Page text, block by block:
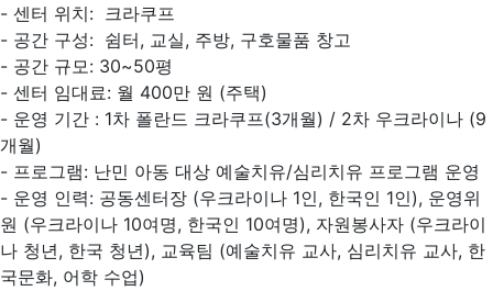
- 센터 위치: 크라쿠프
- 공간 구성: 쉼터, 교실, 주방, 구호물품 창고
- 공간 규모: 30~50평
- 센터 임대료: 월 400만 원 (주택)
- 운영 기간 : 1차 폴란드 크라쿠프(3개월) / 2차 우크라이나 (9
개월)
- 프로그램: 난민 아동 대상 예술치유/심리치유 프로그램 운영
- 운영 인력: 공동센터장 (우크라이나 1인, 한국인 1인), 운영위
원 (우크라이나 10여명, 한국인 10여명), 자원봉사자 (우크라이
나 청년, 한국 청년), 교육팀 (예술치유 교사, 심리치유 교사, 한
국문화, 어학 수업)